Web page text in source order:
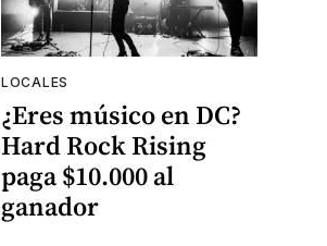
LOCALES
¿Eres músico en DC?
Hard Rock Rising
paga $10.000 al
ganador